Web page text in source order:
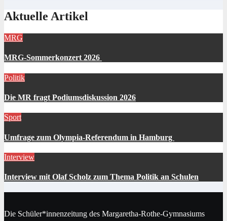
Aktuelle Artikel
MRG
MRG-Sommerkonzert 2026
Politik
Die MR fragt Podiumsdiskussion 2026
Sport
Umfrage zum Olympia-Referendum in Hamburg
Interview
Interview mit Olaf Scholz zum Thema Politik an Schulen
Die Schüler*innenzeitung des Margaretha-Rothe-Gymnasiums